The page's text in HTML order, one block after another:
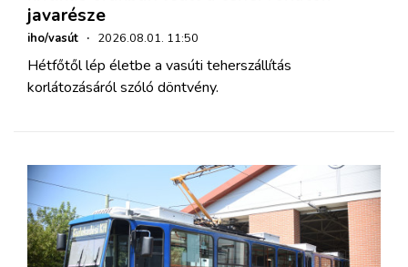
javarésze
iho/vasút · 2026.08.01. 11:50
Hétfőtől lép életbe a vasúti teherszállítás
korlátozásáról szóló döntvény.